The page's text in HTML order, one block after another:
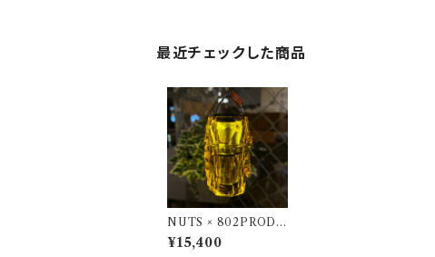
最近チェックした商品
NUTS × 802PRODU
CTS BRIESTA vinta
ge amber ヴィンテー
¥15,400